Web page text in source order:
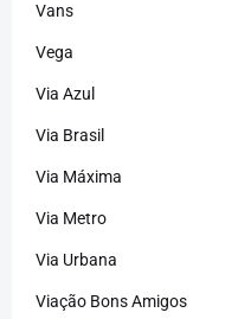
Vans
Vega
Via Azul
Via Brasil
Via Máxima
Via Metro
Via Urbana
Viação Bons Amigos